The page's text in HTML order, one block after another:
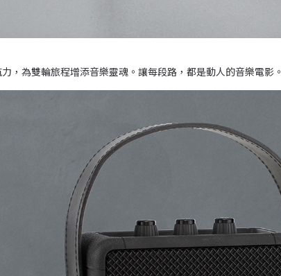
，為雙輪旅程增添音樂靈魂。讓每段路，都是動人的音樂電影。